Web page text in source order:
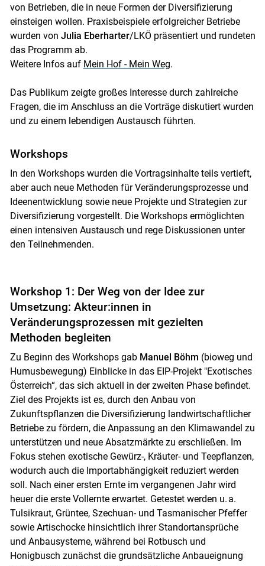
von Betrieben, die in neue Formen der Diversifizierung
einsteigen wollen. Praxisbeispiele erfolgreicher Betriebe
wurden von Julia Eberharter/LKÖ präsentiert und rundeten
das Programm ab.
Weitere Infos auf Mein Hof - Mein Weg.
Das Publikum zeigte großes Interesse durch zahlreiche
Fragen, die im Anschluss an die Vorträge diskutiert wurden
und zu einem lebendigen Austausch führten.
Workshops
In den Workshops wurden die Vortragsinhalte teils vertieft,
aber auch neue Methoden für Veränderungsprozesse und
Ideenentwicklung sowie neue Projekte und Strategien zur
Diversifizierung vorgestellt. Die Workshops ermöglichten
einen intensiven Austausch und rege Diskussionen unter
den Teilnehmenden.
Workshop 1: Der Weg von der Idee zur
Umsetzung: Akteur:innen in
Veränderungsprozessen mit gezielten
Methoden begleiten
Zu Beginn des Workshops gab Manuel Böhm (bioweg und
Humusbewegung) Einblicke in das EIP-Projekt "Exotisches
Österreich“, das sich aktuell in der zweiten Phase befindet.
Ziel des Projekts ist es, durch den Anbau von
Zukunftspflanzen die Diversifizierung landwirtschaftlicher
Betriebe zu fördern, die Anpassung an den Klimawandel zu
unterstützen und neue Absatzmärkte zu erschließen. Im
Fokus stehen exotische Gewürz-, Kräuter- und Teepflanzen,
wodurch auch die Importabhängigkeit reduziert werden
soll. Nach einer ersten Ernte im vergangenen Jahr wird
heuer die erste Vollernte erwartet. Getestet werden u. a.
Tulsikraut, Grüntee, Szechuan- und Tasmanischer Pfeffer
sowie Artischocke hinsichtlich ihrer Standortansprüche
und Anbausysteme, während bei Rotbusch und
Honigbusch zunächst die grundsätzliche Anbaueignung